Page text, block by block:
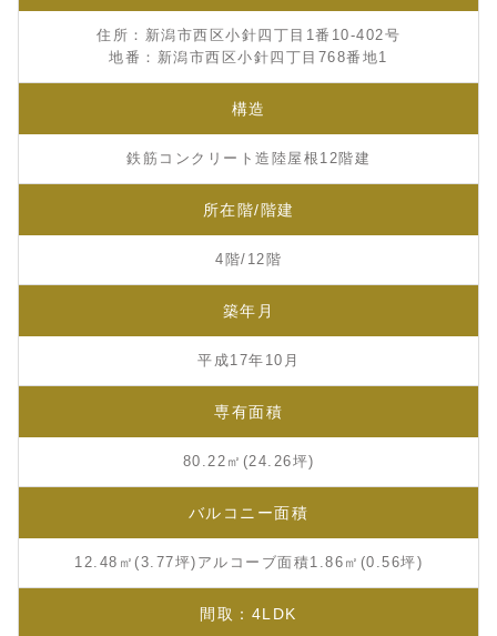
住所：新潟市西区小針四丁目1番10-402号
地番：新潟市西区小針四丁目768番地1
構造
鉄筋コンクリート造陸屋根12階建
所在階/階建
4階/12階
築年月
平成17年10月
専有面積
80.22㎡(24.26坪)
バルコニー面積
12.48㎡(3.77坪)アルコーブ面積1.86㎡(0.56坪)
間取：4LDK